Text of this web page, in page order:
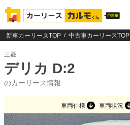
新車カーリースTOP 中古車カーリースTOP
三菱
デリカ D:2
のカーリース情報
車両仕様 車両状況